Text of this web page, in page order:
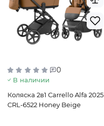
0
В наличии
Коляска 2в1 Carrello Alfa 2025
CRL-6522 Honey Beige